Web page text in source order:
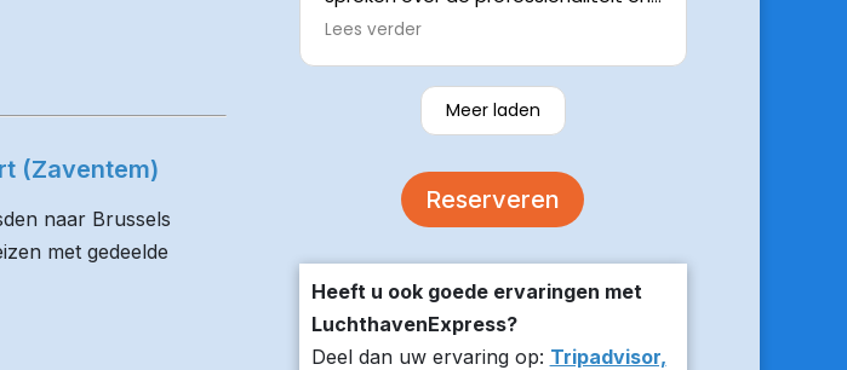
(Zaventem)
naar Brussels
met gedeelde
vriendelijkheid van luchthavenexpres!
verzekerde om er op tijd te zijn en
stuurde z’n live locatie een paar
minuten voor aanvang bij ons thuis.
volgende keer zou ik weer hier
Lees verder
Meer laden
Reserveren
Heeft u ook goede ervaringen met
LuchthavenExpress?
Deel dan uw ervaring op: Tripadvisor,